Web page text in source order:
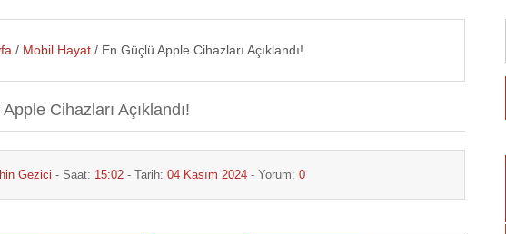
/ Mobil Hayat / En Güçlü Apple Cihazları Açıklandı!
Cihazları Açıklandı!
Gezici - Saat: 15:02 - Tarih: 04 Kasım 2024 - Yorum: 0